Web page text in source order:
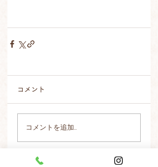
コメント
コメントを追加…